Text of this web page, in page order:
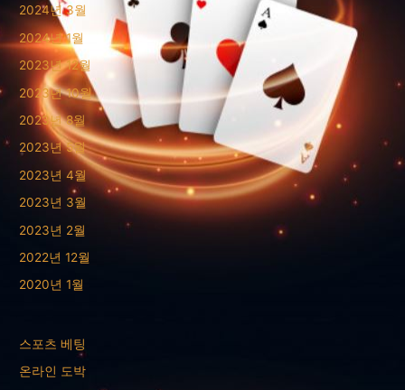
2024년 3월
2024년 1월
2023년 12월
2023년 10월
2023년 8월
2023년 5월
2023년 4월
2023년 3월
2023년 2월
2022년 12월
2020년 1월
스포츠 베팅
온라인 도박